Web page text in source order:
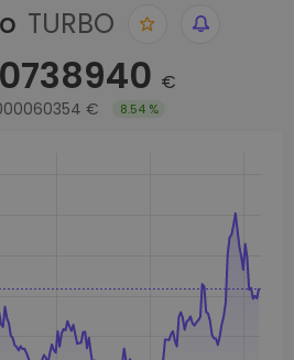
TURBO
€
€ 8.54 %